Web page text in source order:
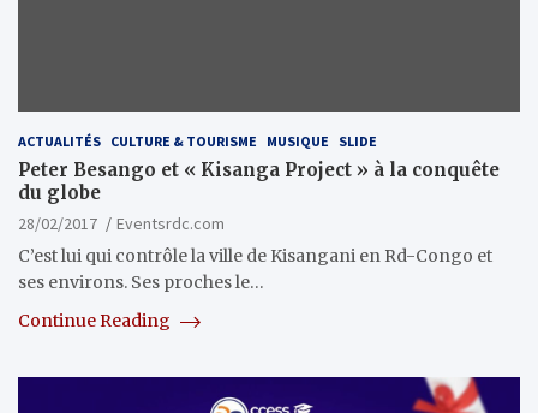
ACTUALITÉS CULTURE & TOURISME MUSIQUE SLIDE
Peter Besango et « Kisanga Project » à la conquête
du globe
28/02/2017
Eventsrdc.com
C’est lui qui contrôle la ville de Kisangani en Rd-Congo et
ses environs. Ses proches le…
Continue Reading